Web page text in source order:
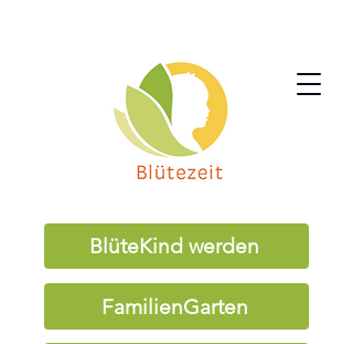
BlüteKind werden
FamilienGarten